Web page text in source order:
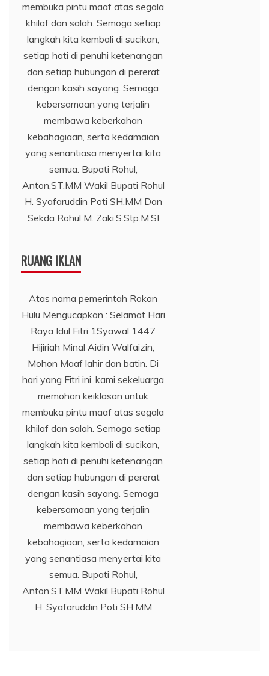
membuka pintu maaf atas segala
khilaf dan salah. Semoga setiap
langkah kita kembali di sucikan,
setiap hati di penuhi ketenangan
dan setiap hubungan di pererat
dengan kasih sayang. Semoga
kebersamaan yang terjalin
membawa keberkahan
kebahagiaan, serta kedamaian
yang senantiasa menyertai kita
semua. Bupati Rohul,
Anton,ST.MM Wakil Bupati Rohul
H. Syafaruddin Poti SH.MM Dan
Sekda Rohul M. Zaki.S.Stp.M.SI
RUANG IKLAN
Atas nama pemerintah Rokan
Hulu Mengucapkan : Selamat Hari
Raya Idul Fitri 1Syawal 1447
Hijiriah Minal Aidin Walfaizin,
Mohon Maaf lahir dan batin. Di
hari yang Fitri ini, kami sekeluarga
memohon keiklasan untuk
membuka pintu maaf atas segala
khilaf dan salah. Semoga setiap
langkah kita kembali di sucikan,
setiap hati di penuhi ketenangan
dan setiap hubungan di pererat
dengan kasih sayang. Semoga
kebersamaan yang terjalin
membawa keberkahan
kebahagiaan, serta kedamaian
yang senantiasa menyertai kita
semua. Bupati Rohul,
Anton,ST.MM Wakil Bupati Rohul
H. Syafaruddin Poti SH.MM